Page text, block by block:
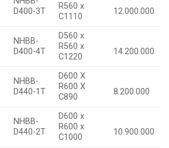
D400-3T
R560 x
C1110
12.000.000
NHBB-
D400-4T
D560 x
R560 x
C1220
14.200.000
NHBB-
D440-1T
D600 X
R600 X
C890
8.200.000
NHBB-
D440-2T
D600 x
R600 x
C1000
10.900.000